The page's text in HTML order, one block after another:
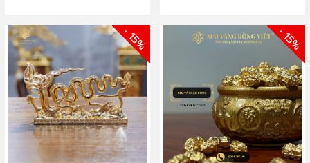
- 15% - 15%